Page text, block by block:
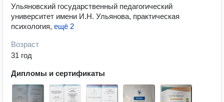
Ульяновский государственный педагогический
университет имени И.Н. Ульянова, практическая
психология, ещё 2
Возраст
31 год
Дипломы и сертификаты